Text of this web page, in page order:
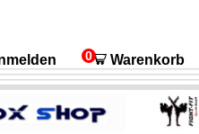
0 Warenkorb